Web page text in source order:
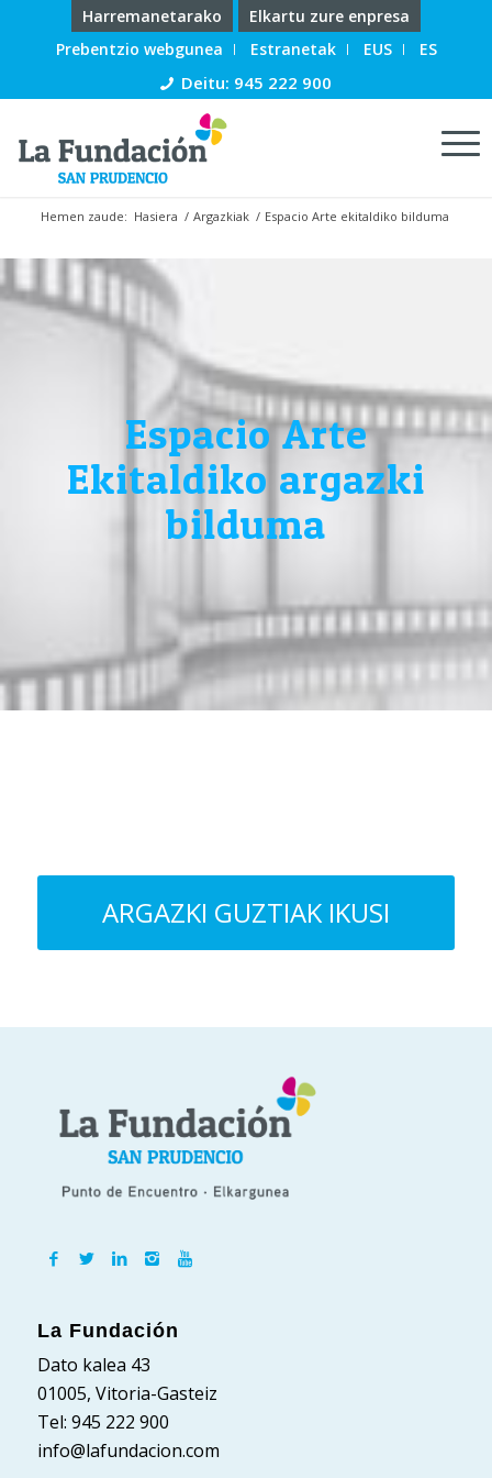
Harremanetarako
Elkartu zure enpresa
Prebentzio webgunea
Estranetak EUS ES
Deitu: 945 222 900
Hemen zaude: Hasiera / Argazkiak / Espacio Arte ekitaldiko bilduma
Espacio Arte
Ekitaldiko argazki
bilduma
ARGAZKI GUZTIAK IKUSI
La Fundación
Dato kalea 43
01005, Vitoria-Gasteiz
Tel: 945 222 900
info@lafundacion.com